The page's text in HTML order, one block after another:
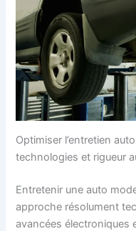
Optimiser l’entretien
technologies et rigueur
Entretenir une auto
approche résolument
avancées électroniques